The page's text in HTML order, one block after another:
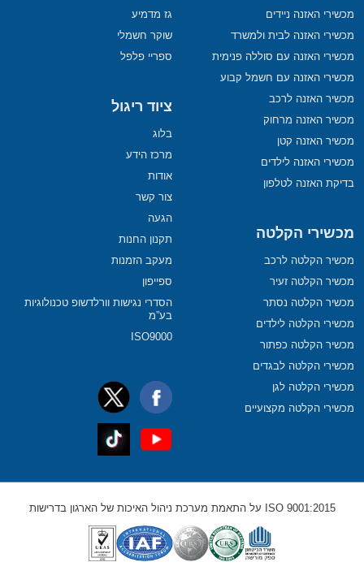
מכשירי האזנה ניידים
מכשירי האזנה לבית ולמשרד
מכשירי האזנה עם סוללה פנימית
מכשירי האזנה עם חשמל קבוע
מכשיר האזנה לרכב
מכשיר האזנה מרחוק
מכשיר האזנה קטן
מכשירי האזנה לילדים
בדיקת האזנה לטלפון
מכשירי הקלטה
מכשיר הקלטה לרכב
מכשיר הקלטה זעיר
מכשיר הקלטה נסתר
מכשירי הקלטה לילדים
מכשיר הקלטה כפתור
מכשירי הקלטה לבגדים
מכשירי הקלטה לגן
מכשירי הקלטה מקצועיים
גז מדמיע
שוקר חשמלי
ספריי פלפל
ציוד ריגול
בלוג
מרכז הידע
אודות
צור קשר
הגעה
תקנון החנות
מעקב הזמנות
ספייפון
הסדרי נגישות וורלדשופ טכנולוגיות
בע”מ
ISO9000
ISO 9001:2015 על התאמת מערכת ניהול האיכות של הארגון בדרישות